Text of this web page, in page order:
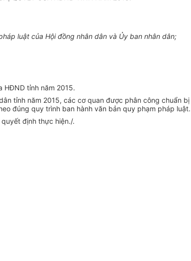
luật của Hội đồng nhân dân và Ủy ban nhân dân;
HĐND tỉnh năm 2015.
tỉnh năm 2015, các cơ quan được phân công chuẩn bị
đúng quy trình ban hành văn bản quy phạm pháp luật.
định thực hiện./.